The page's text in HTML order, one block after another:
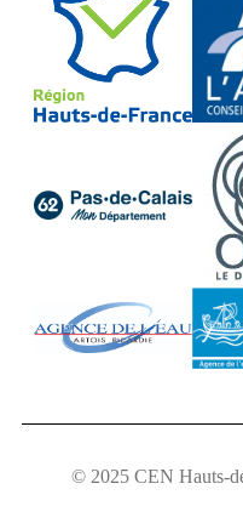
© 2025 CEN Hauts-